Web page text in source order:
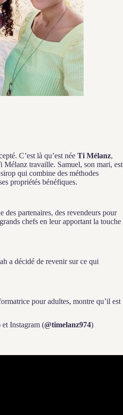
C’est là qu’est née Ti Mélanz,
Mélanz travaille. Samuel, son mari, est
qui combine des méthodes
propriétés bénéfiques.
partenaires, des revendeurs pour
chefs en leur apportant la touche
a décidé de revenir sur ce qui
pour adultes, montre qu’il est
et Instagram (@timelanz974)